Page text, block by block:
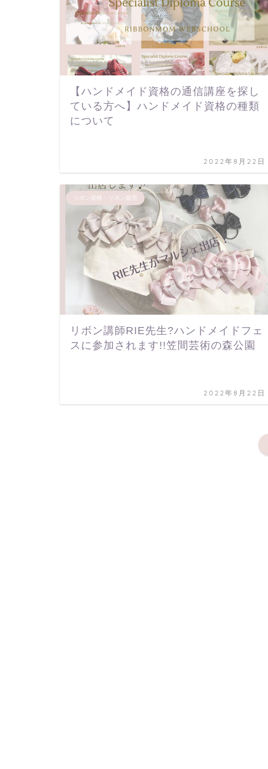
【ハンドメイド資格の通信講座を探し
ている方へ】ハンドメイド資格の種類
について
2022年8月22日
リボン資格・リボン販売
リボン講師RIE先生?ハンドメイドフェ
スに参加されます!!笠間芸術の森公園
2022年8月22日